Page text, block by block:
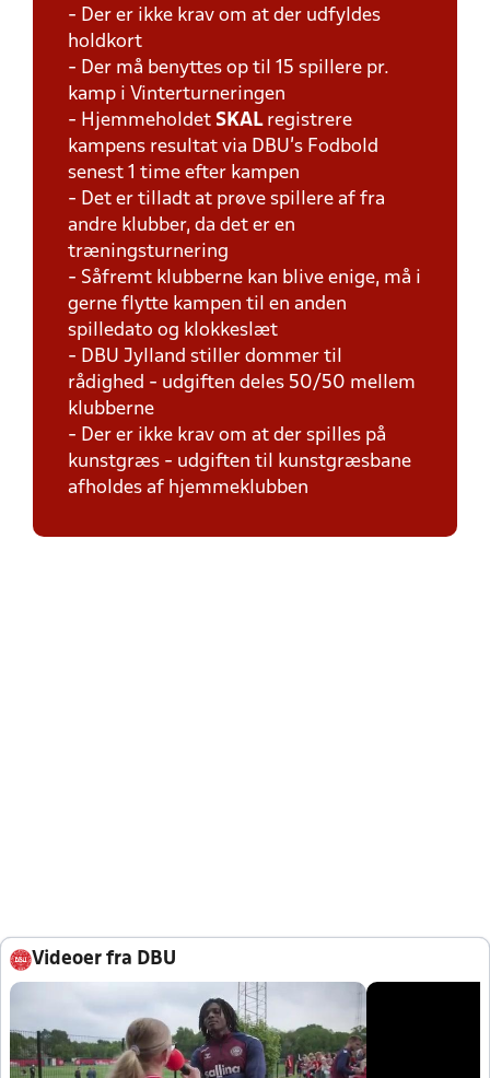
- Der er ikke krav om at der udfyldes
holdkort
- Der må benyttes op til 15 spillere pr.
kamp i Vinterturneringen
- Hjemmeholdet SKAL registrere
kampens resultat via DBU's Fodbold
senest 1 time efter kampen
- Det er tilladt at prøve spillere af fra
andre klubber, da det er en
træningsturnering
- Såfremt klubberne kan blive enige, må i
gerne flytte kampen til en anden
spilledato og klokkeslæt
- DBU Jylland stiller dommer til
rådighed - udgiften deles 50/50 mellem
klubberne
- Der er ikke krav om at der spilles på
kunstgræs - udgiften til kunstgræsbane
afholdes af hjemmeklubben
Videoer fra DBU